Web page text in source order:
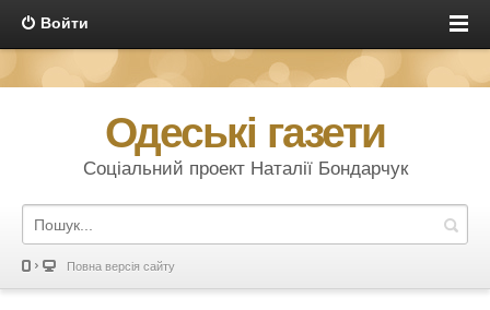
Войти
Одеські газети
Соціальний проект Наталії Бондарчук
Повна версія сайту